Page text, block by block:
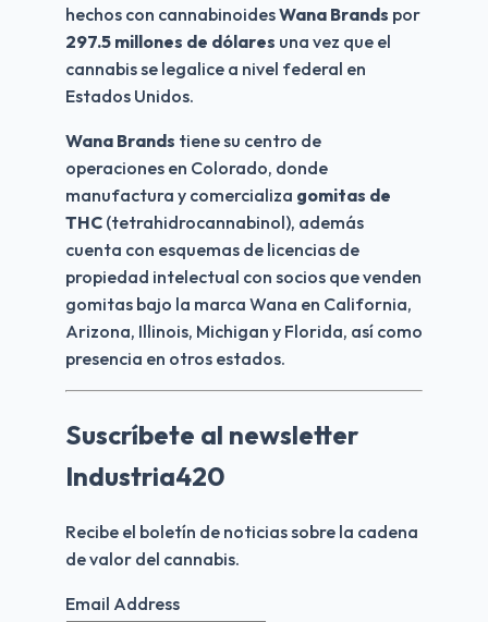
hechos con cannabinoides Wana Brands
297.5 millones de dólares una vez que el
cannabis se legalice a nivel federal en
Estados Unidos.
Wana Brands tiene su centro de
operaciones en Colorado, donde
manufactura y comercializa gomitas de
THC (tetrahidrocannabinol), además
cuenta con esquemas de licencias de
propiedad intelectual con socios que venden
gomitas bajo la marca Wana en California,
Arizona, Illinois, Michigan y Florida, así como
presencia en otros estados.
Suscríbete al newsletter
Industria420
Recibe el boletín de noticias sobre la cadena
de valor del cannabis.
Email Address